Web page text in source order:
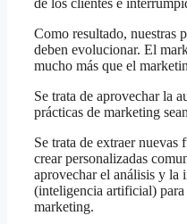
de los clientes e
Como resultado, nuestras
deben evolucionar. El
mucho más que el
Se trata de aprovechar la
prácticas de marketing
Se trata de extraer nuevas
crear personalizadas
aprovechar el análisis y la
(inteligencia artificial)
marketing.